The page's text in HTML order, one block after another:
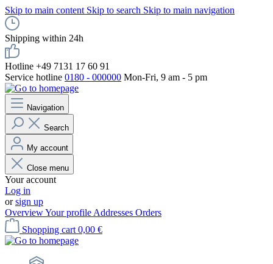
Skip to main content Skip to search Skip to main navigation
Shipping within 24h
Hotline +49 7131 17 60 91
Service hotline 0180 - 000000 Mon-Fri, 9 am - 5 pm
Navigation
Search
My account
Close menu
Your account
Log in
orsign up
OverviewYour profile Addresses Orders
Shopping cart 0,00 €